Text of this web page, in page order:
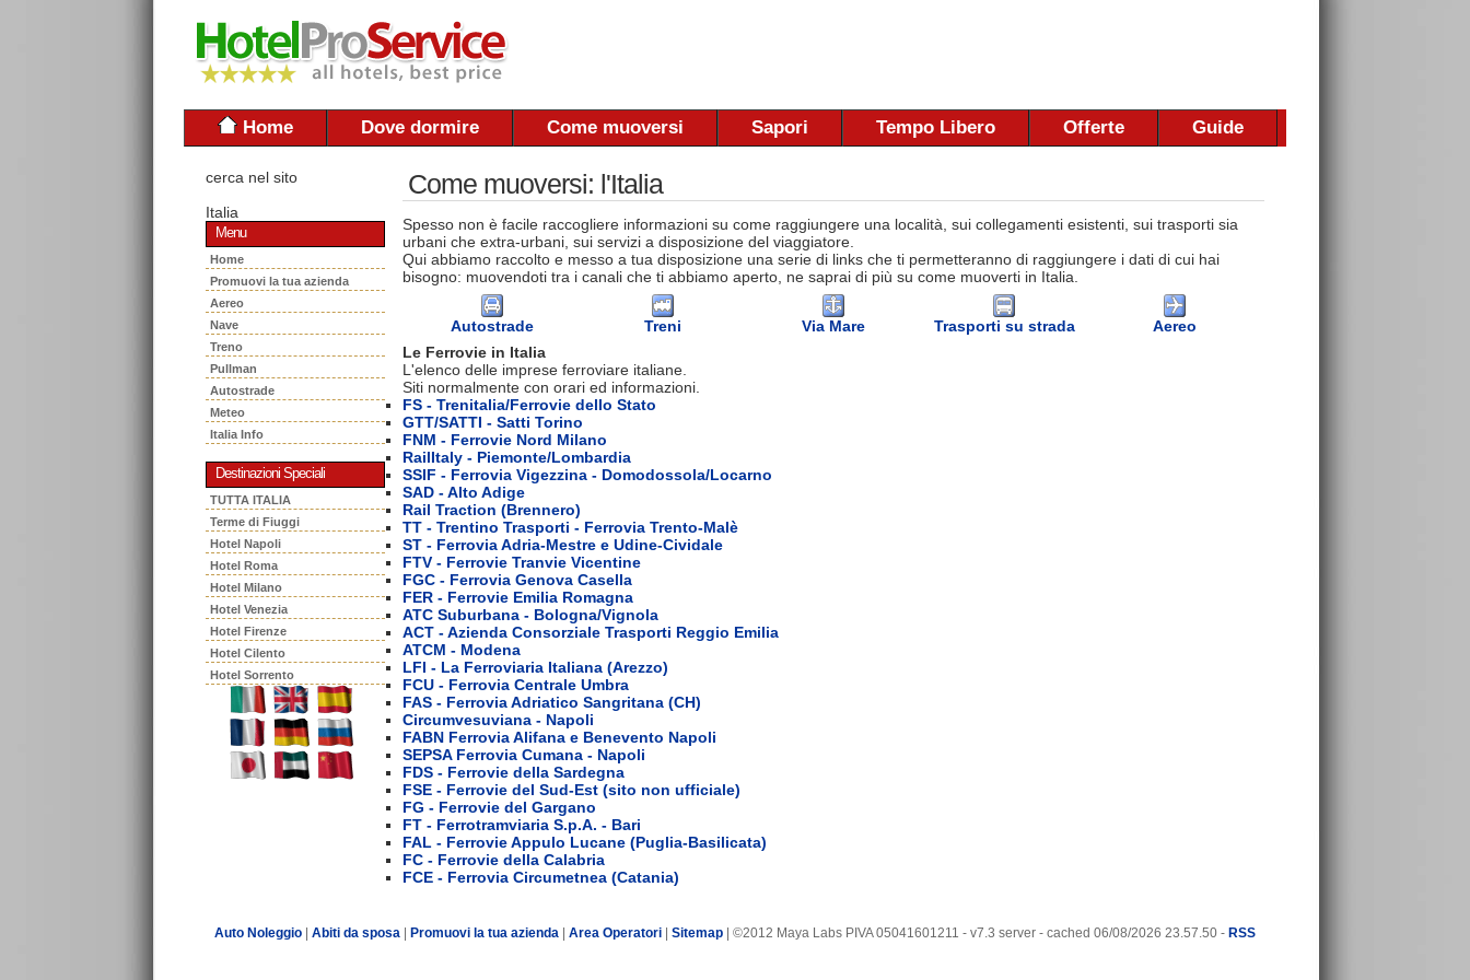
Home Dove dormire Come muoversi Sapori Tempo Libero Offerte Guide
cerca nel sito
Italia
Menu
Home
Promuovi la tua azienda
Aereo
Nave
Treno
Pullman
Autostrade
Meteo
Italia Info
Destinazioni Speciali
TUTTA ITALIA
Terme di Fiuggi
Hotel Napoli
Hotel Roma
Hotel Milano
Hotel Venezia
Hotel Firenze
Hotel Cilento
Hotel Sorrento
Come muoversi: l'Italia
Spesso non è facile raccogliere informazioni su come raggiungere una località, sui collegamenti esistenti, sui trasporti sia
urbani che extra-urbani, sui servizi a disposizione del viaggiatore.
Qui abbiamo raccolto e messo a tua disposizione una serie di links che ti permetteranno di raggiungere i dati di cui hai
bisogno: muovendoti tra i canali che ti abbiamo aperto, ne saprai di più su come muoverti in Italia.
Autostrade Treni Via Mare Trasporti su strada
Aereo
Le Ferrovie in Italia
L'elenco delle imprese ferroviare italiane.
Siti normalmente con orari ed informazioni.
FS - Trenitalia/Ferrovie dello Stato
GTT/SATTI - Satti Torino
FNM - Ferrovie Nord Milano
RailItaly - Piemonte/Lombardia
SSIF - Ferrovia Vigezzina - Domodossola/Locarno
SAD - Alto Adige
Rail Traction (Brennero)
TT - Trentino Trasporti - Ferrovia Trento-Malè
ST - Ferrovia Adria-Mestre e Udine-Cividale
FTV - Ferrovie Tranvie Vicentine
FGC - Ferrovia Genova Casella
FER - Ferrovie Emilia Romagna
ATC Suburbana - Bologna/Vignola
ACT - Azienda Consorziale Trasporti Reggio Emilia
ATCM - Modena
LFI - La Ferroviaria Italiana (Arezzo)
FCU - Ferrovia Centrale Umbra
FAS - Ferrovia Adriatico Sangritana (CH)
Circumvesuviana - Napoli
FABN Ferrovia Alifana e Benevento Napoli
SEPSA Ferrovia Cumana - Napoli
FDS - Ferrovie della Sardegna
FSE - Ferrovie del Sud-Est (sito non ufficiale)
FG - Ferrovie del Gargano
FT - Ferrotramviaria S.p.A. - Bari
FAL - Ferrovie Appulo Lucane (Puglia-Basilicata)
FC - Ferrovie della Calabria
FCE - Ferrovia Circumetnea (Catania)
Auto Noleggio Abiti da sposa Promuovi la tua azienda Area Operatori Sitemap | ©2012 Maya Labs PIVA 05041601211 - v7.3 server - cached 06/08/2026 23.57.50 - RSS